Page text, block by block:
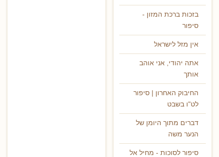
בזכות ברכת המזון -
סיפור
אין מזל לישראל
אתה יהודי, אני אוהב
אותך
החיבוק האחרון | סיפור
לט"ו בשבט
דברים מתוך היומן של
הנער משה
סיפור לסוכות - מחיל אל